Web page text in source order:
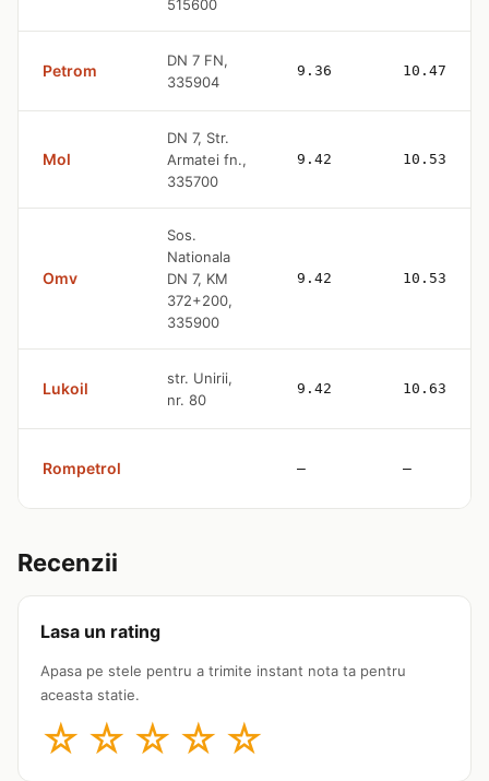
515600
Petrom
DN 7 FN,
335904
9.36 10.47
Mol
DN 7, Str.
Armatei fn.,
335700
9.42 10.53
Omv
Sos.
Nationala
DN 7, KM
372+200,
335900
9.42 10.53
Lukoil
str. Unirii,
nr. 80
9.42 10.63
Rompetrol — —
Recenzii
Lasa un rating
Apasa pe stele pentru a trimite instant nota ta pentru
aceasta statie.
☆ ☆ ☆ ☆ ☆